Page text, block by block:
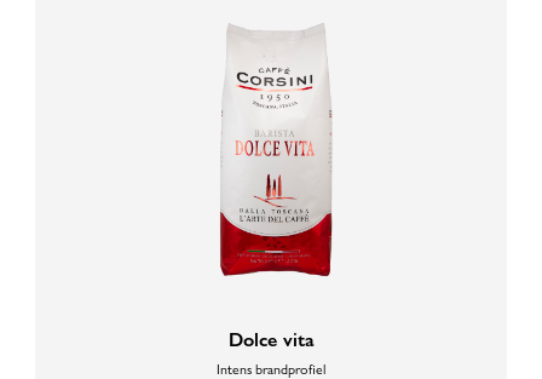
Dolce vita
Intens brandprofiel